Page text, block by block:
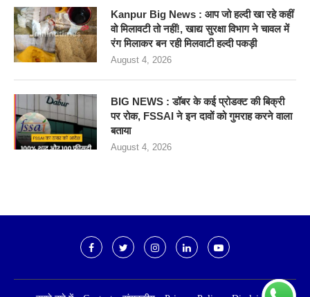
Kanpur Big News : आप जो हल्दी खा रहे कहीं
वो मिलावटी तो नहीं!, खाद्य सुरक्षा विभाग ने चावल में
रंग मिलाकर बन रही मिलवाटी हल्दी पकड़ी
August 4, 2026
BIG NEWS : डॉबर के कई प्रोडक्ट की बिक्री
पर रोक, FSSAI ने इन दावों को गुमराह करने वाला
बताया
August 4, 2026